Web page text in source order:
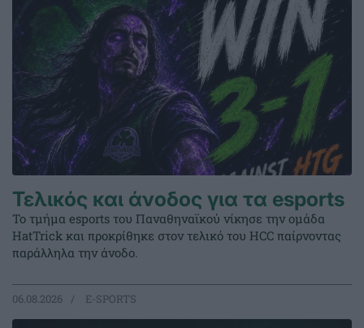
Τελικός και άνοδος για τα esports
Το τμήμα esports του Παναθηναϊκού νίκησε την ομάδα
HatTrick και προκρίθηκε στον τελικό του HCC παίρνοντας
παράλληλα την άνοδο.
06.08.2026 E-SPORTS